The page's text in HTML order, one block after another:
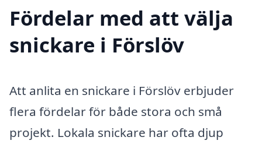
Fördelar med att välja
snickare i Förslöv
Att anlita en snickare i Förslöv erbjuder
flera fördelar för både stora och små
projekt. Lokala snickare har ofta djup